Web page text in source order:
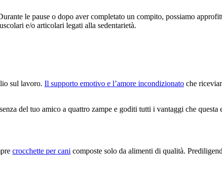
le pause o dopo aver completato un compito, possiamo
e/o articolari legati alla sedentarietà.
sul lavoro. Il supporto emotivo e l’amore incondizionato che
del tuo amico a quattro zampe e goditi tutti i vantaggi che questa
crocchette per cani composte solo da alimenti di qualità.